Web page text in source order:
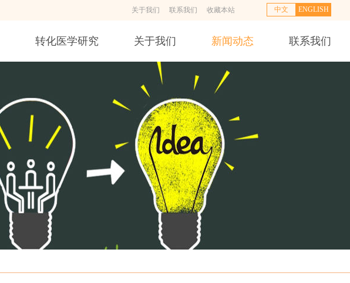
关于我们 联系我们 收藏本站 中文 ENGLISH
转化医学研究 关于我们 新闻动态 联系我们